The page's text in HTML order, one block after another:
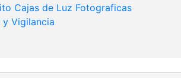
Cajas de Luz Fotograficas
y Vigilancia